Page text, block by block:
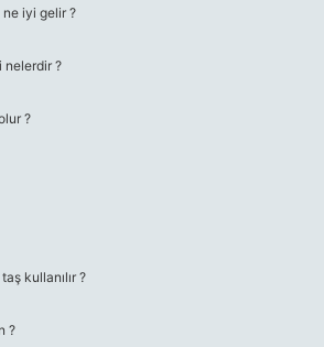
iyi gelir ?
nelerdir ?
?
kullanılır ?
?